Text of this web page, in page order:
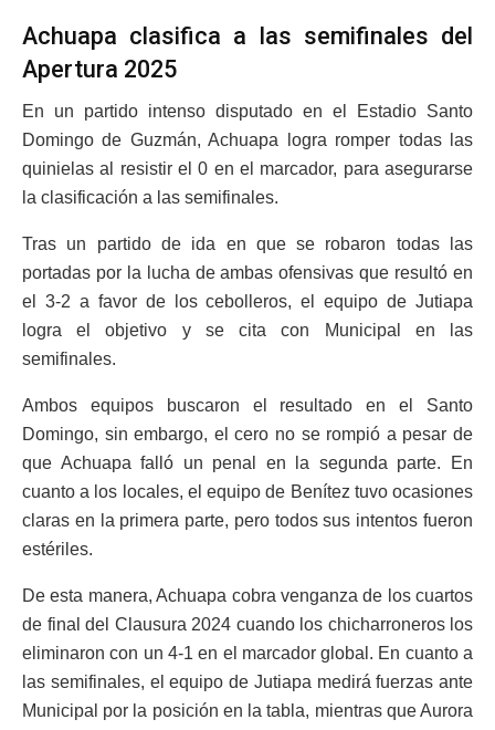
Achuapa clasifica a las semifinales del
Apertura 2025
En un partido intenso disputado en el Estadio Santo
Domingo de Guzmán, Achuapa logra romper todas las
quinielas al resistir el 0 en el marcador, para asegurarse
la clasificación a las semifinales.
Tras un partido de ida en que se robaron todas las
portadas por la lucha de ambas ofensivas que resultó en
el 3-2 a favor de los cebolleros, el equipo de Jutiapa
logra el objetivo y se cita con Municipal en las
semifinales.
Ambos equipos buscaron el resultado en el Santo
Domingo, sin embargo, el cero no se rompió a pesar de
que Achuapa falló un penal en la segunda parte. En
cuanto a los locales, el equipo de Benítez tuvo ocasiones
claras en la primera parte, pero todos sus intentos fueron
estériles.
De esta manera, Achuapa cobra venganza de los cuartos
de final del Clausura 2024 cuando los chicharroneros los
eliminaron con un 4-1 en el marcador global. En cuanto a
las semifinales, el equipo de Jutiapa medirá fuerzas ante
Municipal por la posición en la tabla, mientras que Aurora